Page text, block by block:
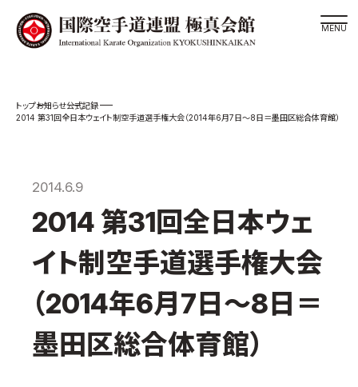
スケジュール
松井章奎館長 紹介
極真の歴史
極真会館のご案内
極真会館の概要
役員紹介
各委員会紹介
お知らせ公式記録
2014 第31回全日本ウェイト制空手道選手権大会（2014年6月7日～8日＝墨田区総合体育館）
2014.6.9
2014 第31回全日本ウェ
イト制空手道選手権大会
（2014年6月7日～8日＝
墨田区総合体育館）